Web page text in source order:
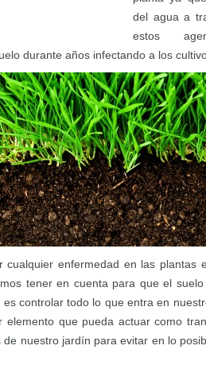
del agua a
estos
durante años infectando a los
cualquier enfermedad en las plantas
tener en cuenta para que el
controlar todo lo que entra en
elemento que pueda actuar como
nuestro jardín para evitar en lo